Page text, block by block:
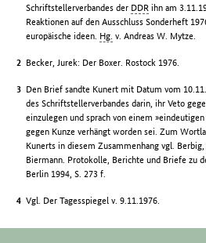
Schriftstellerverbandes der DDR ihn am
Reaktionen auf den Ausschluss Sonderheft
europäische ideen. Hg. v. Andreas W. Mytze.
Becker, Jurek: Der Boxer. Rostock 1976.
Den Brief sandte Kunert mit Datum vom
des Schriftstellerverbandes darin, ihr Veto
einzulegen und sprach von einem
gegen Kunze verhängt worden sei. Zum
Kunerts in diesem Zusammenhang vgl.
Biermann. Protokolle, Berichte und Briefe zu
Berlin 1994, S. 273 f.
Vgl. Der Tagesspiegel v. 9.11.1976.